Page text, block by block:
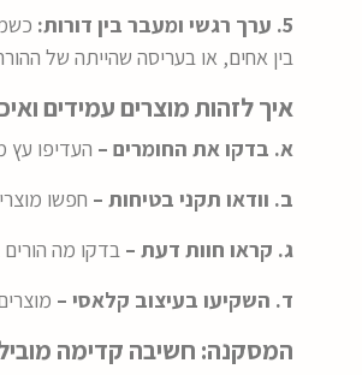
5. ערך רגשי ומעבר בין דורות:
בין אחים, או בעריסה שהייתה של
איך לזהות מוצרים עמידים
א. בדקו את החומרים – העדיפו עץ
ב. וודאו תקני בטיחות – חפשו
ג. קראו חוות דעת – בדקו מה
ד. השקיעו בעיצוב קלאסי –
המסקנה: חשיבה קדימה